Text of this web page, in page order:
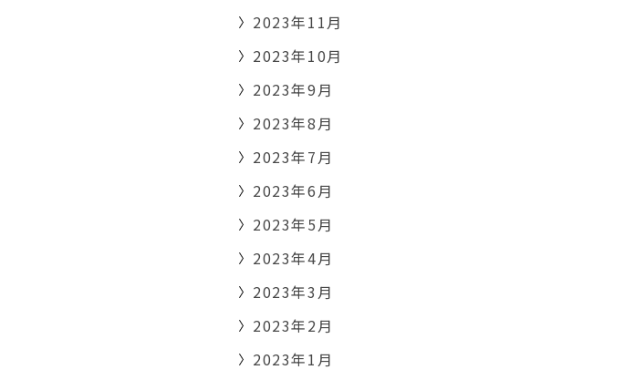
2023年11月
2023年10月
2023年9月
2023年8月
2023年7月
2023年6月
2023年5月
2023年4月
2023年3月
2023年2月
2023年1月